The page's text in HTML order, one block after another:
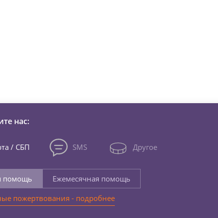
нас:
/ СБП SMS Другое
помощь
Ежемесячная помощь
пожертвования - подробнее